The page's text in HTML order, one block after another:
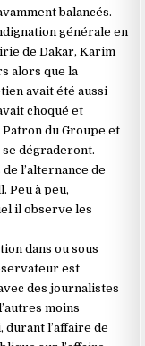
balancés.
générale en
de Dakar, Karim
alors que la
avait été aussi
choqué et
du Groupe et
dégraderont.
l’alternance de
Peu à peu,
il observe les
dans ou sous
est
des journalistes
moins
l’affaire de